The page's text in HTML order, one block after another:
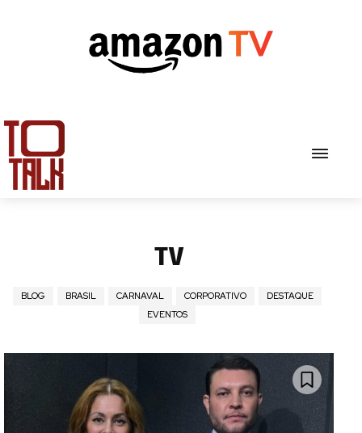
TV
BLOG BRASIL CARNAVAL CORPORATIVO
DESTAQUE
EVENTOS